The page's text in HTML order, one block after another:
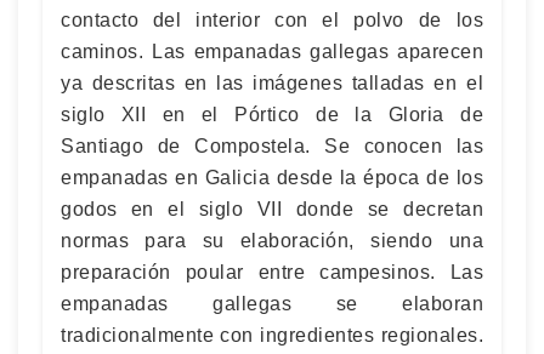
contacto del interior con el polvo de los
caminos. Las empanadas gallegas aparecen
ya descritas en las imágenes talladas en el
siglo XII en el Pórtico de la Gloria de
Santiago de Compostela. Se conocen las
empanadas en Galicia desde la época de los
godos en el siglo VII donde se decretan
normas para su elaboración, siendo una
preparación poular entre campesinos. Las
empanadas gallegas se elaboran
tradicionalmente con ingredientes regionales.